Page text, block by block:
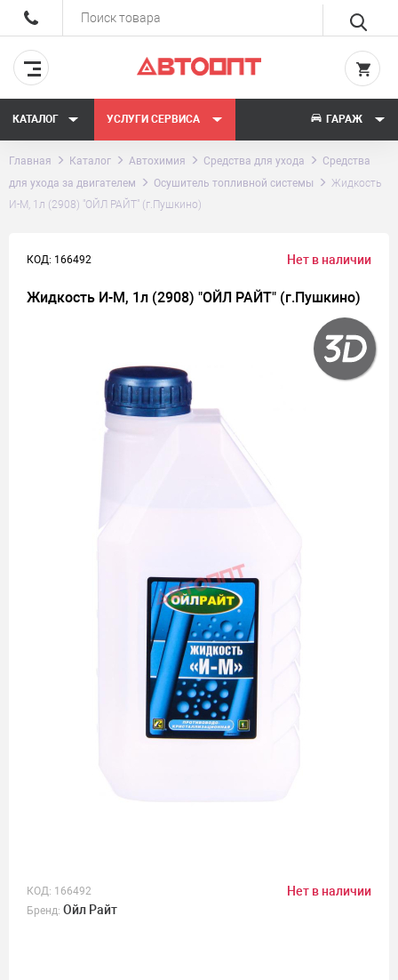
КАТАЛОГ УСЛУГИ СЕРВИСА ГАРАЖ
Главная Каталог Автохимия Средства для ухода
Средства
для ухода за двигателем
Осушитель топливной системы
Жидкость
И-М, 1л (2908) "ОЙЛ РАЙТ" (г.Пушкино)
КОД: 166492 Нет в наличии
Жидкость И-М, 1л (2908) "ОЙЛ РАЙТ" (г.Пушкино)
КОД: 166492 Нет в наличии
Бренд: Ойл Райт